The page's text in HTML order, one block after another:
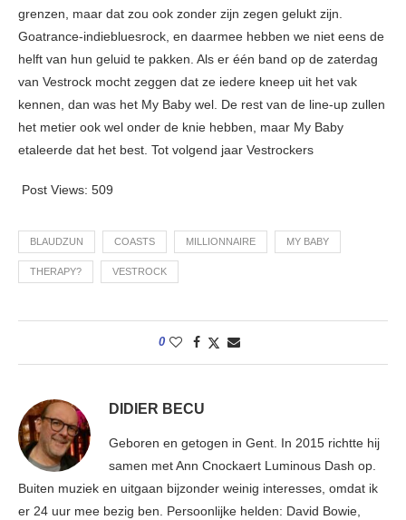
grenzen, maar dat zou ook zonder zijn zegen gelukt zijn.
Goatrance-indiebluesrock, en daarmee hebben we niet eens de
helft van hun geluid te pakken. Als er één band op de zaterdag
van Vestrock mocht zeggen dat ze iedere kneep uit het vak
kennen, dan was het My Baby wel. De rest van de line-up zullen
het metier ook wel onder de knie hebben, maar My Baby
etaleerde dat het best. Tot volgend jaar Vestrockers
Post Views: 509
BLAUDZUN COASTS MILLIONNAIRE MY BABY
THERAPY? VESTROCK
0
DIDIER BECU
Geboren en getogen in Gent. In 2015 richtte hij
samen met Ann Cnockaert Luminous Dash op.
Buiten muziek en uitgaan bijzonder weinig interesses, omdat ik
er 24 uur mee bezig ben. Persoonlijke helden: David Bowie,